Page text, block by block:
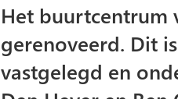
Het
gerenoveerd. Dit
vastgelegd en